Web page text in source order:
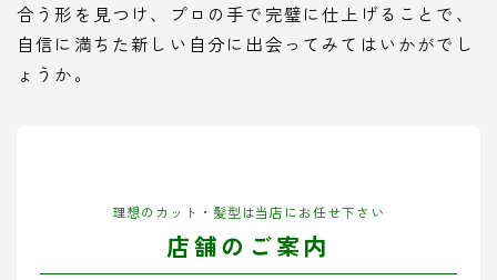
合う形を見つけ、プロの手で完璧に仕上げることで、
自信に満ちた新しい自分に出会ってみてはいかがでし
ょうか。
理想のカット・髪型は当店にお任せ下さい
店舗のご案内